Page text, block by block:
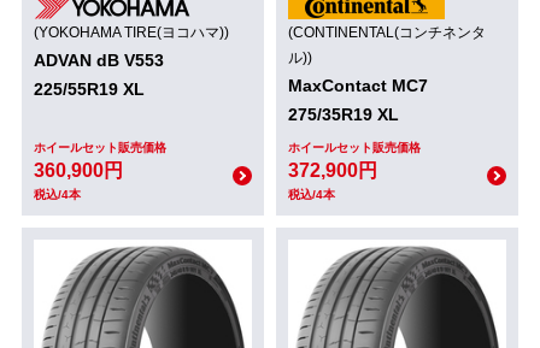
(YOKOHAMA TIRE(ヨコハマ))
ADVAN dB V553
225/55R19 XL
ホイールセット販売価格
360,900円
税込/4本
(CONTINENTAL(コンチネンタ
ル))
MaxContact MC7
275/35R19 XL
ホイールセット販売価格
372,900円
税込/4本